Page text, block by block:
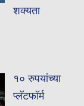
शक्यता
१० रुपयांच्या
प्लॅटफॉर्म